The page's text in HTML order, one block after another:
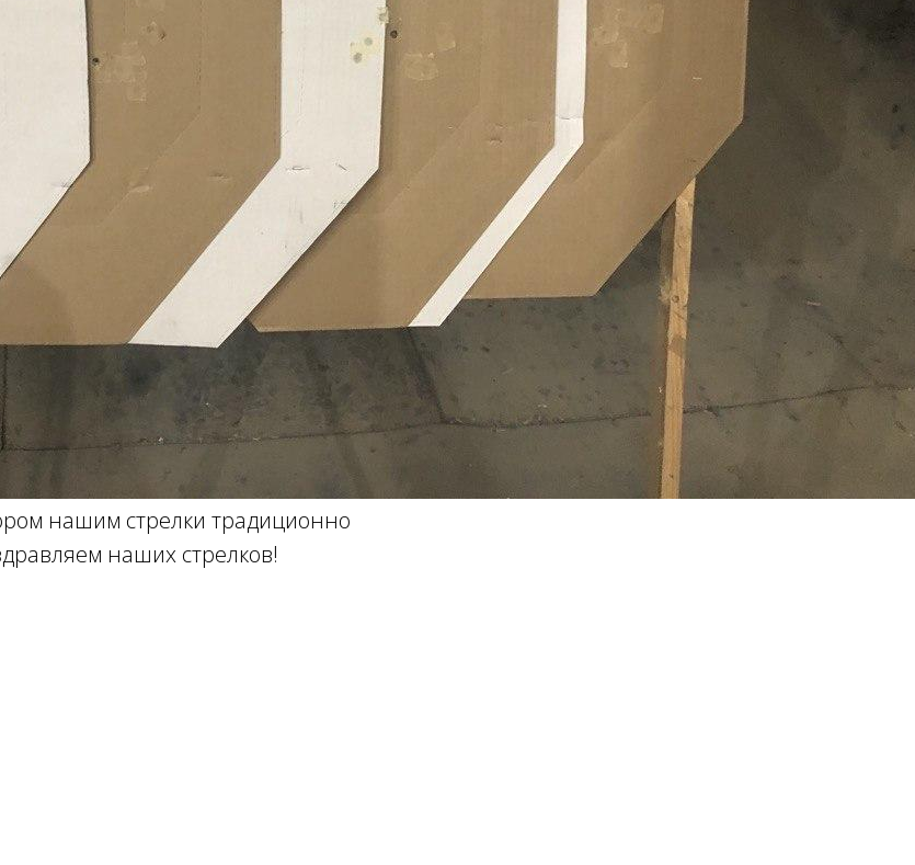
нашим стрелки традиционно
наших стрелков!